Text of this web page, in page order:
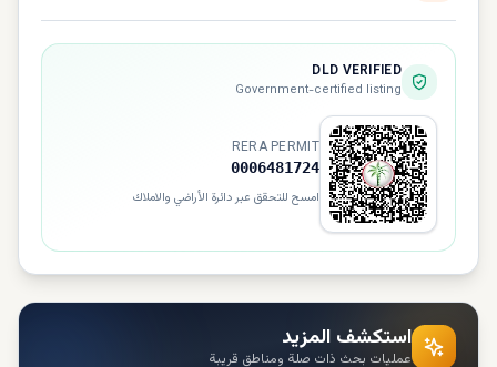
DLD VERIFIED
Government-certified listing
RERA PERMIT
0006481724
امسح للتحقق عبر دائرة الأراضي والاملاك
استكشف المزيد
عمليات بحث ذات صلة ومناطق قريبة